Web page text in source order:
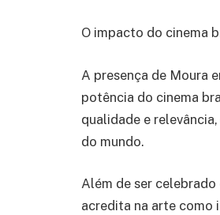
O impacto do cinema
A presença de Moura
potência do cinema
qualidade e
do mundo.
Além de ser
acredita na arte como